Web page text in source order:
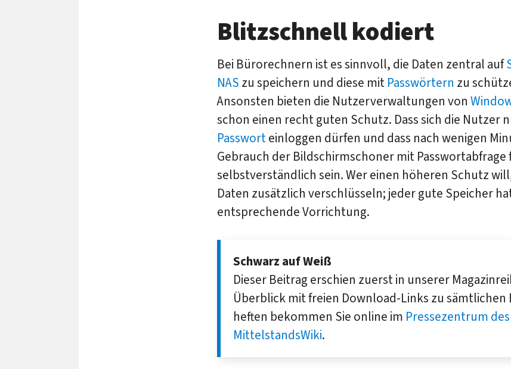
Blitzschnell kodiert
Bei Bürorechnern ist es sinnvoll, die Daten zentral auf
NAS zu speichern und diese mit Passwörtern zu
Ansonsten bieten die Nutzerverwaltungen von
schon einen recht guten Schutz. Dass sich die Nutzer
Passworteinloggen dürfen und dass nach wenigen
Gebrauch der Bildschirmschoner mit
selbstverständlich sein. Wer einen höheren Schutz
Daten zusätzlich verschlüsseln; jeder gute Speicher
entsprechende Vorrichtung.
Schwarz auf Weiß
Dieser Beitrag erschien zuerst in unserer
Über­blick mit freien Down­load-Links zu
heften bekommen Sie online im Presse­zentrum des
MittelstandsWiki.